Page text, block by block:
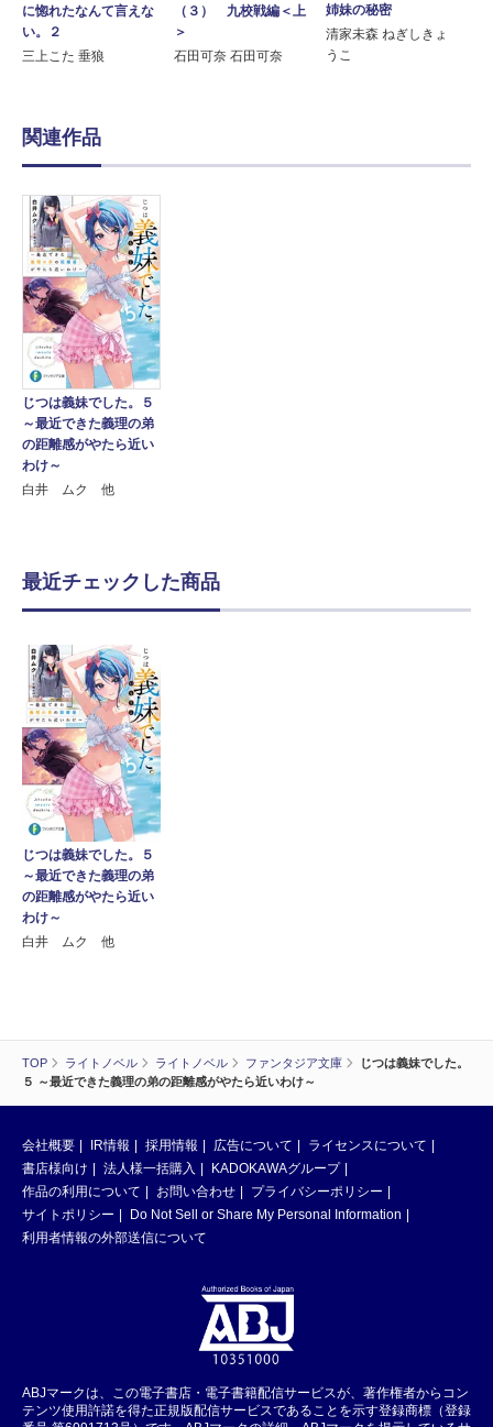
TOP ライトノベル ライトノベル ファンタジア文庫
じつは義妹でした。
５ ～最近できた義理の弟の距離感がやたら近いわけ～
に惚れたなんて言えな
い。２
三上こた 垂狼
（３） 九校戦編＜上
＞
石田可奈 石田可奈
姉妹の秘密
清家未森 ねぎしきょ
うこ
関連作品
じつは義妹でした。５
～最近できた義理の弟
の距離感がやたら近い
わけ～
白井 ムク 他
最近チェックした商品
じつは義妹でした。５
～最近できた義理の弟
の距離感がやたら近い
わけ～
白井 ムク 他
会社概要 IR情報 採用情報 広告について
ライセンスについて
書店様向け
法人様一括購入
KADOKAWAグループ
作品の利用について
お問い合わせ
プライバシーポリシー
サイトポリシー
Do Not Sell or Share My Personal Information
利用者情報の外部送信について
ABJマークは、この電子書店・電子書籍配信サービスが、著作権者からコン
テンツ使用許諾を得た正規版配信サービスであることを示す登録商標（登録